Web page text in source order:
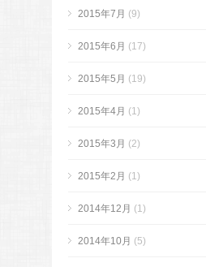
2015年7月 (9)
2015年6月 (17)
2015年5月 (19)
2015年4月 (1)
2015年3月 (2)
2015年2月 (1)
2014年12月 (1)
2014年10月 (5)